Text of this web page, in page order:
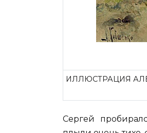
ИЛЛЮСТРАЦИЯ
Сергей